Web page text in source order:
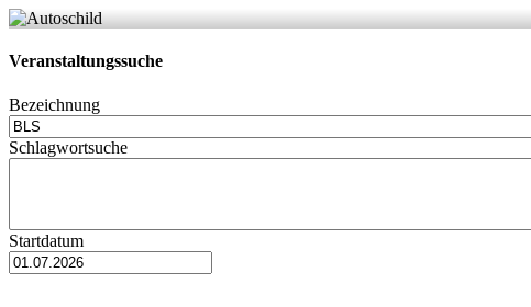
Veranstaltungssuche
Bezeichnung
Schlagwortsuche
Startdatum